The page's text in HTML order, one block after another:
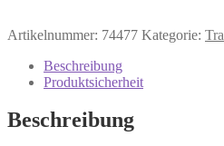
Artikelnummer: 74477 Kategorie:
Beschreibung
Produktsicherheit
Beschreibung